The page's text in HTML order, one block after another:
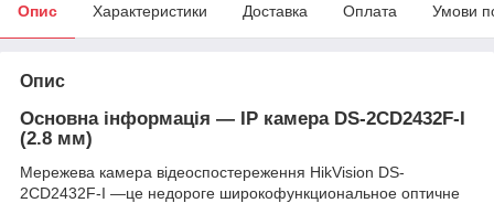
Опис Характеристики Доставка Оплата Умови
Опис
Основна інформація — IP камера DS-2CD2432F-I
(2.8 мм)
Мережева камера відеоспостереження HikVision DS-
2CD2432F-I —це недороге широкофункциональное оптичне